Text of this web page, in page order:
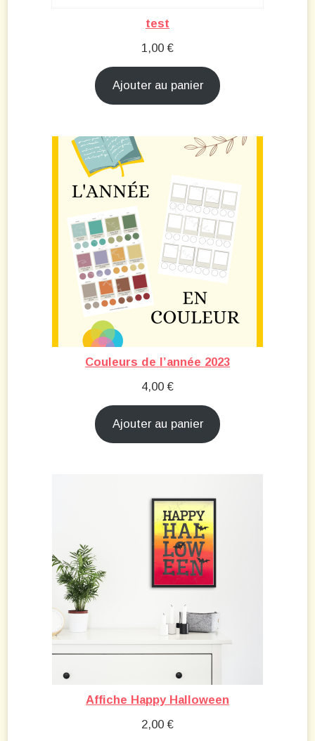
test
1,00 €
Ajouter au panier
Couleurs de l’année 2023
4,00 €
Ajouter au panier
Affiche Happy Halloween
2,00 €